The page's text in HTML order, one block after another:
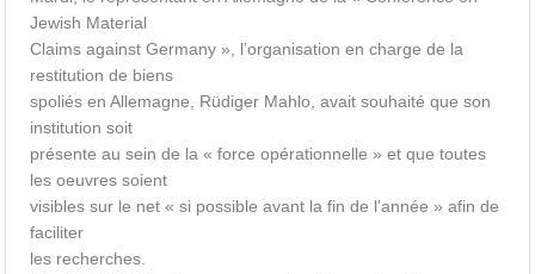
Jewish Material
Claims against Germany », l’organisation en charge de la
restitution de biens
spoliés en Allemagne, Rüdiger Mahlo, avait souhaité que son
institution soit
présente au sein de la « force opérationnelle » et que toutes
les oeuvres soient
visibles sur le net « si possible avant la fin de l’année » afin de
faciliter
les recherches.